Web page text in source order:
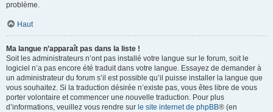
problème.
Haut
Ma langue n’apparaît pas dans la liste !
Soit les administrateurs n’ont pas installé votre langue sur le forum, soit le
logiciel n’a pas encore été traduit dans votre langue. Essayez de demander à
un administrateur du forum s’il est possible qu’il puisse installer la langue que
vous souhaitez. Si la traduction désirée n’existe pas, vous êtes libre de vous
porter volontaire et commencer une nouvelle traduction. Pour plus
d’informations, veuillez vous rendre sur le site internet de phpBB® (en